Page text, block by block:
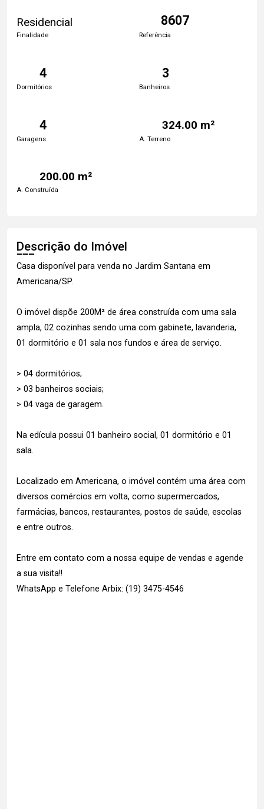
Residencial
Finalidade
8607
Referência
4
Dormitórios
3
Banheiros
4
Garagens
324.00 m²
A. Terreno
200.00 m²
A. Construída
Descrição do Imóvel
Casa disponível para venda no Jardim Santana em
Americana/SP.
O imóvel dispõe 200M² de área construída com uma sala
ampla, 02 cozinhas sendo uma com gabinete, lavanderia,
01 dormitório e 01 sala nos fundos e área de serviço.
> 04 dormitórios;
> 03 banheiros sociais;
> 04 vaga de garagem.
Na edícula possui 01 banheiro social, 01 dormitório e 01
sala.
Localizado em Americana, o imóvel contém uma área com
diversos comércios em volta, como supermercados,
farmácias, bancos, restaurantes, postos de saúde, escolas
e entre outros.
Entre em contato com a nossa equipe de vendas e agende
a sua visita!!
WhatsApp e Telefone Arbix: (19) 3475-4546